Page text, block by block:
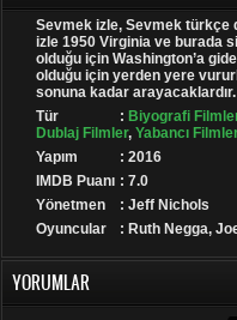
Sevmek izle, Sevmek türkçe
izle 1950 Virginia ve burada
olduğu için Washington’a
olduğu için yerden yere
sonuna kadar arayacaklardır.
Tür
: Biyografi
Dublaj Filmler, Yabancı
Yapım
: 2016
IMDB Puanı : 7.0
Yönetmen
: Jeff Nichols
Oyuncular
: Ruth Negga,
YORUMLAR